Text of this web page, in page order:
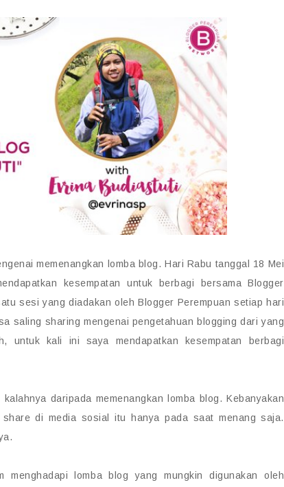
memenangkan lomba blog. Hari Rabu tanggal 18 Mei
kesempatan untuk berbagi bersama Blogger
sesi yang diadakan oleh Blogger Perempuan setiap hari
saling sharing mengenai pengetahuan blogging dari yang
untuk kali ini saya mendapatkan kesempatan berbagi
daripada memenangkan lomba blog. Kebanyakan
di media sosial itu hanya pada saat menang saja.
lomba blog yang mungkin digunakan oleh